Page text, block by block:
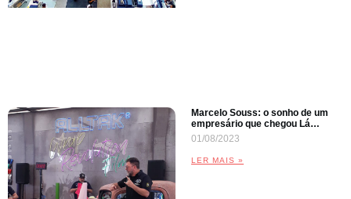
Marcelo Souss: o sonho de um
empresário que chegou Lá…
01/08/2023
LER MAIS »